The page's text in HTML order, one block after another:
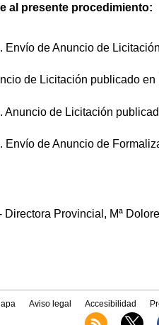
al presente procedimiento:
Envío de Anuncio de
de Licitación publicado
Anuncio de Licitación
Envío de Anuncio de
Provincial, Mª
Aviso legal Accesibilidad